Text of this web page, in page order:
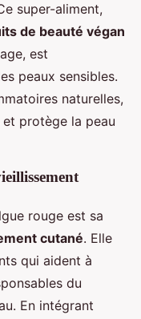
super-aliment,
de beauté végan
est
peaux sensibles.
naturelles,
protège la peau
rouge est sa
cutané. Elle
qui aident à
du
En intégrant